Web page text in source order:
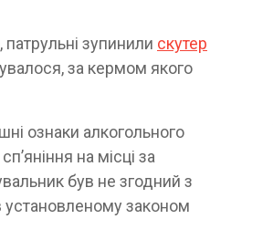
зупинили скутер
за кермом якого
ознаки алкогольного
на місці за
був не згодний з
установленому законом